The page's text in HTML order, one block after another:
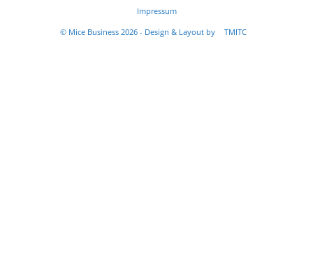
Impressum
© Mice Business 2026 - Design & Layout by
TMITC